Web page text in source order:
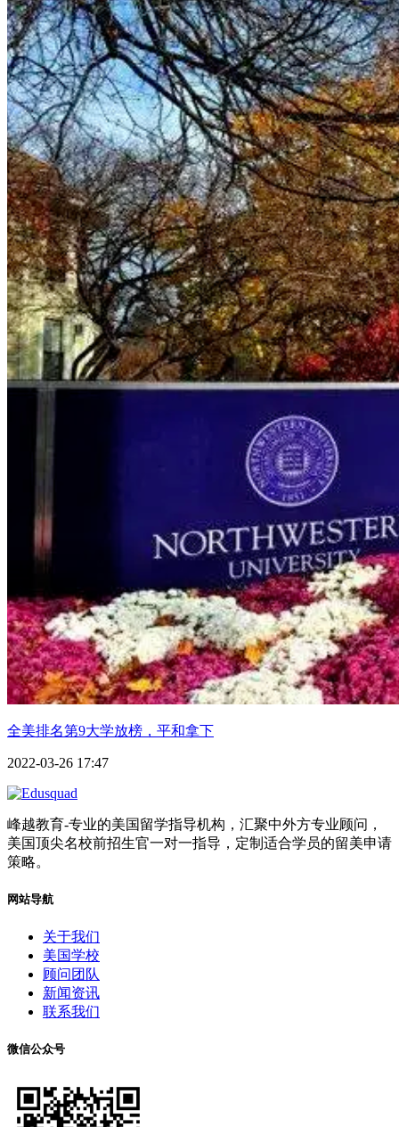
全美排名第9大学放榜，平和拿下
2022-03-26 17:47
峰越教育-专业的美国留学指导机构，汇聚中外方专业顾问，
美国顶尖名校前招生官一对一指导，定制适合学员的留美申请
策略。
网站导航
关于我们
美国学校
顾问团队
新闻资讯
联系我们
微信公众号